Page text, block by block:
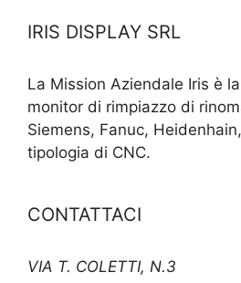
IRIS DISPLAY SRL
La Mission Aziendale Iris è
monitor di rimpiazzo di
Siemens, Fanuc,
tipologia di CNC.
CONTATTACI
VIA T. COLETTI, N.3